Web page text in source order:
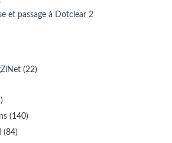
et passage à Dotclear 2
(22)
(140)
(84)